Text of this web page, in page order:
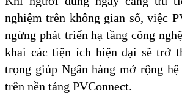
nghiệm trên không gian số, việc
ngừng phát triển hạ tầng công
khai các tiện ích hiện đại sẽ trở
trọng giúp Ngân hàng mở rộng
trên nền tảng PVConnect.